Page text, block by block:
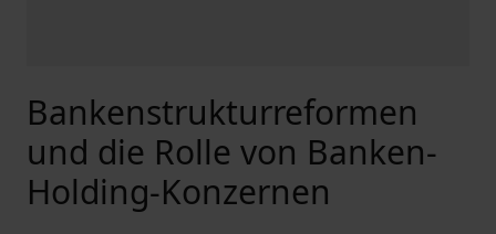
Bankenstrukturreformen
und die Rolle von Banken-
Holding-Konzernen